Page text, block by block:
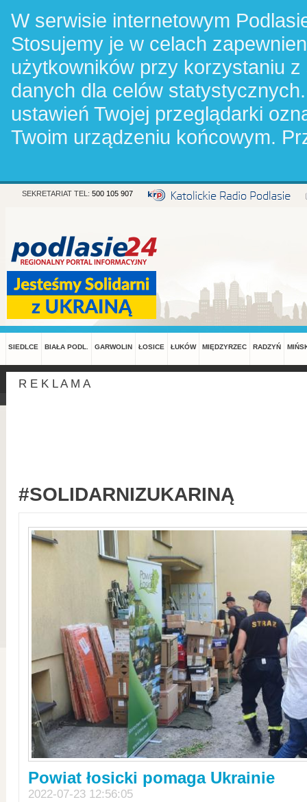
W serwisie internetowym
Stosujemy je w celach
użytkowników przy korzystaniu
danych dla celów
ustawień Twojej przeglądarki
Twoim urządzeniu końcowym.
SEKRETARIAT TEL: 500 105 907
SIEDLCE BIAŁA PODL. GARWOLIN ŁOSICE ŁUKÓW MIĘDZYRZEC RADZYŃ
R E K L A M A
#SOLIDARNIZUKARINĄ
Powiat łosicki pomaga Ukrainie
2022-07-23 12:56:05